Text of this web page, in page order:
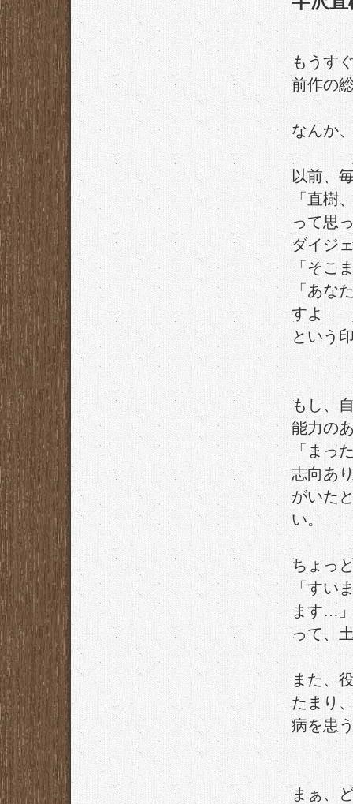
もうす
前作の
なんか
以前、
「直樹
って思
ダイジ
「そこ
「あな
すよ」
という
もし、
能力の
「まっ
志向あ
がいた
い。
ちょっ
「すい
ます…
って、
また、
たまり
病を患
まぁ、